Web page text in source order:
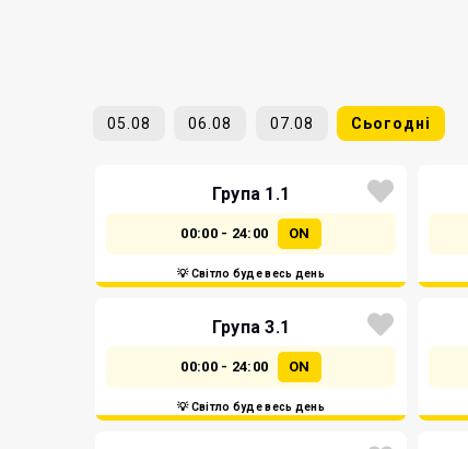
05.08 06.08 07.08 Сьогодні
Група 1.1
00:00 - 24:00 ON
💡 Світло буде весь день
Група 3.1
00:00 - 24:00 ON
💡 Світло буде весь день